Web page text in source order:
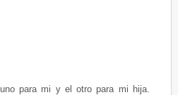
para mi y el otro para mi hija.